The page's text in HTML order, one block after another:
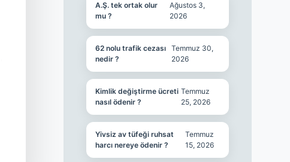
A.Ş. tek ortak olur
mu ?
Ağustos 3,
2026
62 nolu trafik cezası
nedir ?
Temmuz 30,
2026
Kimlik değiştirme ücreti
nasıl ödenir ?
Temmuz
25, 2026
Yivsiz av tüfeği ruhsat
harcı nereye ödenir ?
Temmuz
15, 2026